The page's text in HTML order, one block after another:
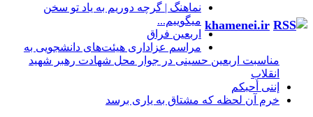
khamenei.ir
نماهنگ |‌ گرچه دوریم به یاد تو سخن
میگوییم...
اربعین فراق
مراسم عزاداری هیئت‌های دانشجویی به
مناسبت اربعین حسینی در جوار محل شهادت رهبر شهید
انقلاب
إننی أحبکم
خرم آن لحظه که مشتاق به یاری برسد